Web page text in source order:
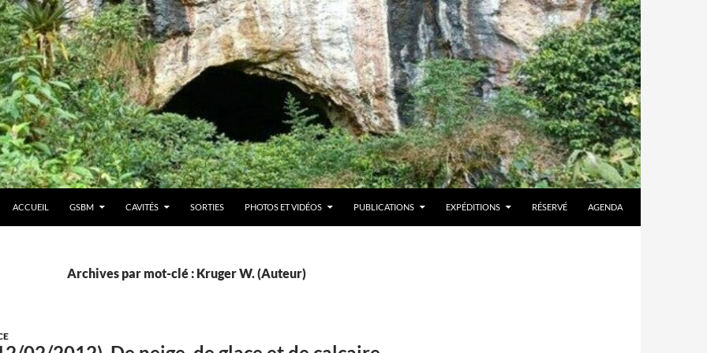
ACCUEIL GSBM CAVITÉS SORTIES PHOTOS ET VIDÉOS PUBLICATIONS EXPÉDITIONS RÉSERVÉ AGENDA
Archives par mot-clé : Kruger W. (Auteur)